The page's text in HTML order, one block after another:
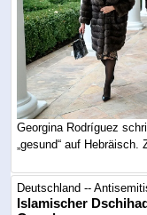
Georgina Rodríguez
„gesund“ auf Hebräisch.
Deutschland --
Islamischer